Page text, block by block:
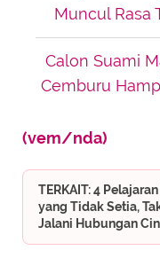
Muncul Rasa
Calon Suami
Cemburu
(vem/nda)
TERKAIT: 4
yang Tidak Setia,
Jalani Hubungan